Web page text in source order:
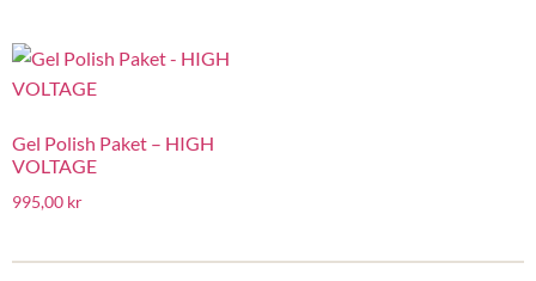
Gel Polish Paket – HIGH
VOLTAGE
995,00 kr